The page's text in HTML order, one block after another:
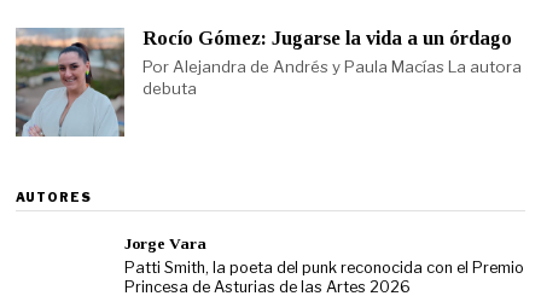
Rocío Gómez: Jugarse la vida a un órdago
Por Alejandra de Andrés y Paula Macías La autora
debuta
AUTORES
Jorge Vara
Patti Smith, la poeta del punk reconocida con el Premio
Princesa de Asturias de las Artes 2026